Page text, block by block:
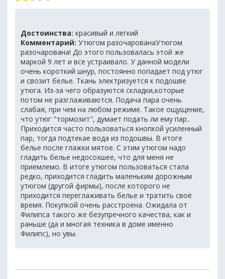
Достоинства: красивый и легкий
Комментарий: Утюгом разочарованаУтюгом
разочарована! До этого пользовалась этой же
маркой 9 лет и все устраивало. У данной модели
очень короткий шнур, постоянно попадает под утюг
и свозит белье. Ткань электризуется к подошве
утюга. Из-за чего образуются складки,которые
потом не разглаживаются. Подача пара очень
слабая, при чем на любом режиме. Такое ощущение,
что утюг "тормозит", думает подать ли ему пар..
Приходится часто пользоваться кнопкой усиленный
пар, тогда подтекае вода из подошвы. В итоге
белье после глажки мятое. С этим утюгом надо
гладить белье недосохшее, что для меня не
приемлемо. В итоге утюгом пользоваться стала
редко, приходится гладить маленьким дорожным
утюгом (другой фирмы), после которого не
приходится переглаживать белье и тратить своё
время. Покупкой очень расстроена. Ожидала от
Филипса такого же безупречного качества, как и
раньше (да и многая техника в доме именно
Филипс), но увы.